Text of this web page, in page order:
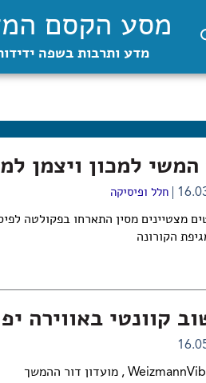
מסע הקסם
מדע ותרבות בשפה
המשי למכון ויצמן
חלל ופיסיקה
מצטיינים מסין התארחו בפקולטה
הקורונה
קוונטי באווירה
חברי WeizmannVibe , מועדון דור ההמשך